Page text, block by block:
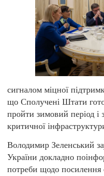
сигналом міцної
що Сполучені Штати
пройти зимовий період і
критичної
Володимир Зеленський
України докладно
потреби щодо посилення